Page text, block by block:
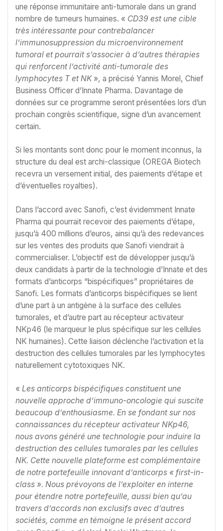
une réponse immunitaire anti-tumorale dans un grand
nombre de tumeurs humaines. « CD39 est une cible
très intéressante pour contrebalancer
l’immunosuppression du microenvironnement
tumoral et pourrait s’associer à d’autres thérapies
qui renforcent l’activité anti-tumorale des
lymphocytes T et NK », a précisé Yannis Morel, Chief
Business Officer d’Innate Pharma. Davantage de
données sur ce programme seront présentées lors d’un
prochain congrès scientifique, signe d’un avancement
certain.
Si les montants sont donc pour le moment inconnus, la
structure du deal est archi-classique (OREGA Biotech
recevra un versement initial, des paiements d’étape et
d’éventuelles royalties).
Dans l’accord avec Sanofi, c’est évidemment Innate
Pharma qui pourrait recevoir des paiements d’étape,
jusqu’à 400 millions d’euros, ainsi qu’à des redevances
sur les ventes des produits que Sanofi viendrait à
commercialiser. L’objectif est de développer jusqu’à
deux candidats à partir de la technologie d’Innate et des
formats d’anticorps “bispécifiques” propriétaires de
Sanofi. Les formats d’anticorps bispécifiques se lient
d’une part à un antigène à la surface des cellules
tumorales, et d’autre part au récepteur activateur
NKp46 (le marqueur le plus spécifique sur les cellules
NK humaines). Cette liaison déclenche l’activation et la
destruction des cellules tumorales par les lymphocytes
naturellement cytotoxiques NK.
« Les anticorps bispécifiques constituent une
nouvelle approche d’immuno-oncologie qui suscite
beaucoup d’enthousiasme. En se fondant sur nos
connaissances du récepteur activateur NKp46,
nous avons généré une technologie pour induire la
destruction des cellules tumorales par les cellules
NK. Cette nouvelle plateforme est complémentaire
de notre portefeuille innovant d’anticorps « first-in-
class ». Nous prévoyons de l’exploiter en interne
pour étendre notre portefeuille, aussi bien qu’au
travers d’accords non exclusifs avec d’autres
sociétés, comme en témoigne le présent accord